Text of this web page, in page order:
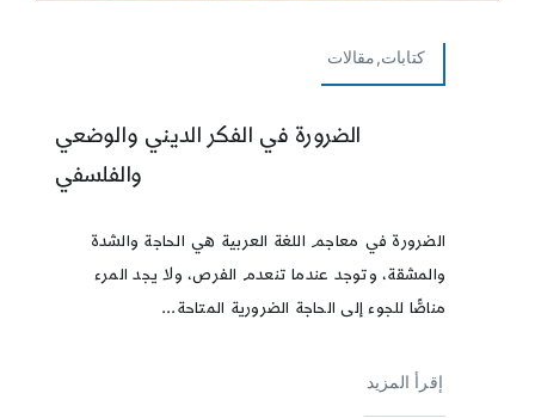
كتابات,مقالات
الضرورة في الفكر الديني والوضعي
والفلسفي
الضرورة في معاجم اللغة العربية هي الحاجة والشدة
والمشقة، وتوجد عندما تنعدم الفرص، ولا يجد المرء
مناصًّا للجوء إلى الحاجة الضرورية المتاحة...
إقرأ المزيد